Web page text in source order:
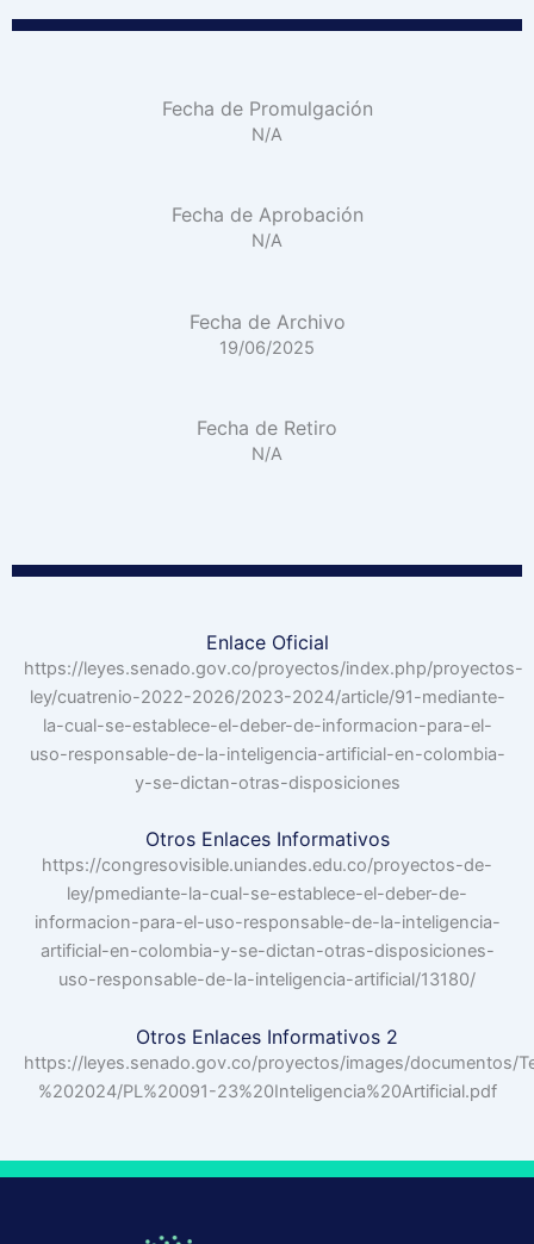
Fecha de Promulgación
N/A
Fecha de Aprobación
N/A
Fecha de Archivo
19/06/2025
Fecha de Retiro
N/A
Enlace Oficial
https://leyes.senado.gov.co/proyectos/index.php/proyectos-
ley/cuatrenio-2022-2026/2023-2024/article/91-mediante-
la-cual-se-establece-el-deber-de-informacion-para-el-
uso-responsable-de-la-inteligencia-artificial-en-colombia-
y-se-dictan-otras-disposiciones
Otros Enlaces Informativos
https://congresovisible.uniandes.edu.co/proyectos-de-
ley/pmediante-la-cual-se-establece-el-deber-de-
informacion-para-el-uso-responsable-de-la-inteligencia-
artificial-en-colombia-y-se-dictan-otras-disposiciones-
uso-responsable-de-la-inteligencia-artificial/13180/
Otros Enlaces Informativos 2
https://leyes.senado.gov.co/proyectos/images/documentos/
%202024/PL%20091-23%20Inteligencia%20Artificial.pdf